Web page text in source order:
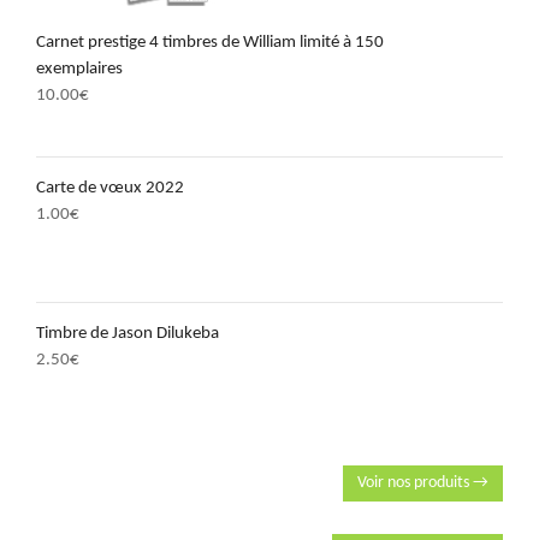
Carnet prestige 4 timbres de William limité à 150
exemplaires
10.00€
Carte de vœux 2022
1.00€
Timbre de Jason Dilukeba
2.50€
Voir nos produits →